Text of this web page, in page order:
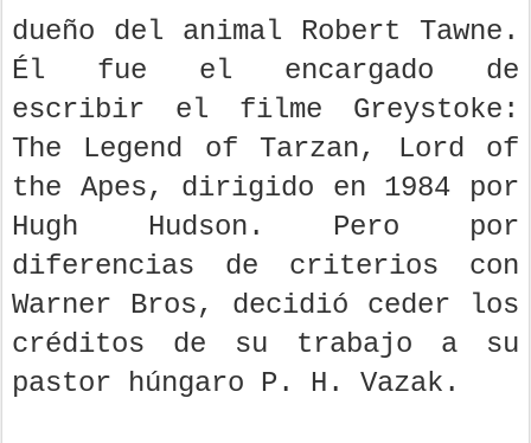
dueño del animal Robert Tawne.
Él fue el encargado de
escribir el filme Greystoke:
The Legend of Tarzan, Lord of
the Apes, dirigido en 1984 por
Hugh Hudson. Pero por
diferencias de criterios con
Warner Bros, decidió ceder los
créditos de su trabajo a su
pastor húngaro P. H. Vazak.